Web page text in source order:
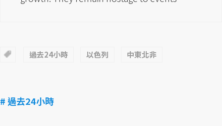
過去24小時 以色列 中東北非
# 過去24小時